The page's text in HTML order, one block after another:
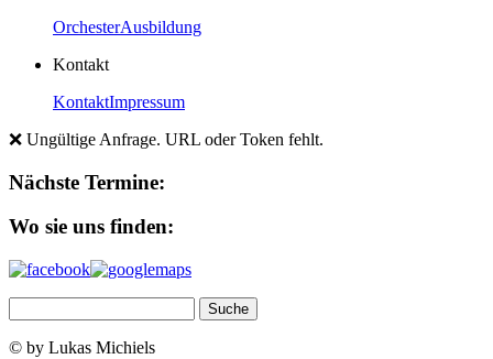
OrchesterAusbildung
Kontakt
KontaktImpressum
❌ Ungültige Anfrage. URL oder Token fehlt.
Nächste Termine:
Wo sie uns finden:
© by Lukas Michiels